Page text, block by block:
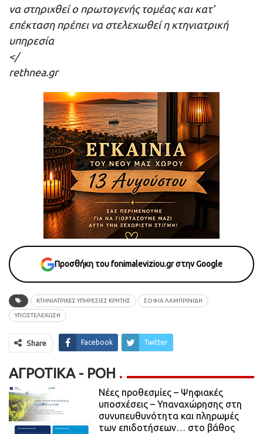
να στηριχθεί ο πρωτογενής τομέας και κατ’
επέκταση πρέπει να στελεχωθεί η κτηνιατρική
υπηρεσία
</
rethnea.gr
Προσθήκη του fonimaleviziou.gr στην Google
ΚΤΗΝΙΑΤΡΙΚΕΣ ΥΠΗΡΕΣΙΕΣ ΚΡΗΤΗΣ ΣΟΦΙΑ ΛΑΜΠΡΙΝΙΔΗ
ΥΠΟΣΤΕΛΕΧΩΣΗ
Share Facebook Twitter
ΑΓΡΟΤΙΚΆ - ΡΟΗ
Νέες προθεσμίες – Ψηφιακές
υποσχέσεις – Υπαναχώρησης στη
συνυπευθυνότητα και πληρωμές
των επιδοτήσεων… στο βάθος